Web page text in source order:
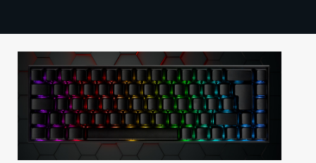
TECHBBS
TIETOA
HINTA.FI
KAUPPA